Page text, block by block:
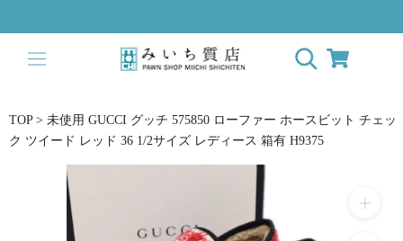
キ
て
TOP > 未使用 GUCCI グッチ 575850 ローファー ホースビット チェッ
ク ツイード レッド 36 1/2サイズ レディース 箱有 H9375